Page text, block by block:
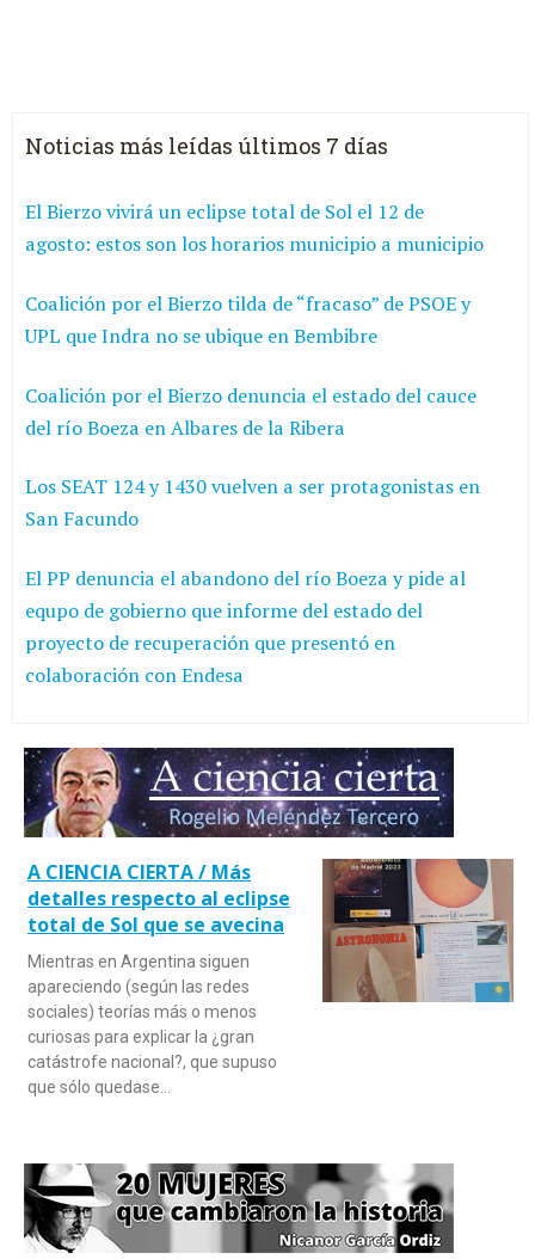
Noticias más leídas últimos 7 días
El Bierzo vivirá un eclipse total de Sol el 12 de
agosto: estos son los horarios municipio a municipio
Coalición por el Bierzo tilda de “fracaso” de PSOE y
UPL que Indra no se ubique en Bembibre
Coalición por el Bierzo denuncia el estado del cauce
del río Boeza en Albares de la Ribera
Los SEAT 124 y 1430 vuelven a ser protagonistas en
San Facundo
El PP denuncia el abandono del río Boeza y pide al
equpo de gobierno que informe del estado del
proyecto de recuperación que presentó en
colaboración con Endesa
A CIENCIA CIERTA / Más
detalles respecto al eclipse
total de Sol que se avecina
Mientras en Argentina siguen
apareciendo (según las redes
sociales) teorías más o menos
curiosas para explicar la ¿gran
catástrofe nacional?, que supuso
que sólo quedase…